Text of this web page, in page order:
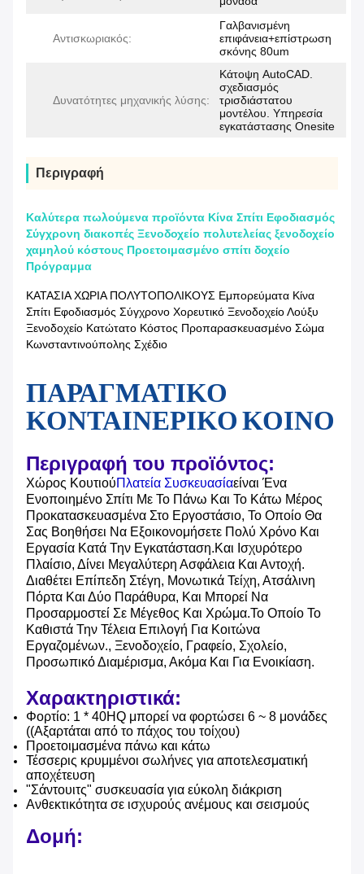
Αντισκωριακός:
Γαλβανισμένη
επιφάνεια+επίστρωση
σκόνης 80um
Δυνατότητες μηχανικής λύσης:
Κάτοψη AutoCAD.
σχεδιασμός
τρισδιάστατου
μοντέλου. Υπηρεσία
εγκατάστασης Onesite
Περιγραφή
Καλύτερα πωλούμενα προϊόντα Κίνα Σπίτι Εφοδιασμός
Σύγχρονη διακοπές Ξενοδοχείο πολυτελείας ξενοδοχείο
χαμηλού κόστους Προετοιμασμένο σπίτι δοχείο
Πρόγραμμα
ΚΑΤΑΣΙΑ ΧΩΡΙΑ ΠΟΛΥΤΟΠΟΛΙΚΟΥΣ Εμπορεύματα Κίνα
Σπίτι Εφοδιασμός Σύγχρονο Χορευτικό Ξενοδοχείο Λούξυ
Ξενοδοχείο Κατώτατο Κόστος Προπαρασκευασμένο Σώμα
Κωνσταντινούπολης Σχέδιο
ΠΑΡΑΓΜΑΤΙΚΟ
ΚΟΝΤΑΙΝΕΡΙΚΟ ΚΟΙΝΟ
Περιγραφή του προϊόντος:
Χώρος Κουτιού Πλατεία ΣυσκευασίαΕίναι Ένα
Ενοποιημένο Σπίτι Με Το Πάνω Και Το Κάτω Μέρος
Προκατασκευασμένα Στο Εργοστάσιο, Το Οποίο Θα
Σας Βοηθήσει Να Εξοικονομήσετε Πολύ Χρόνο Και
Εργασία Κατά Την Εγκατάσταση.και Ισχυρότερο
Πλαίσιο, Δίνει Μεγαλύτερη Ασφάλεια Και Αντοχή.
Διαθέτει Επίπεδη Στέγη, Μονωτικά Τείχη, Ατσάλινη
Πόρτα Και Δύο Παράθυρα, Και Μπορεί Να
Προσαρμοστεί Σε Μέγεθος Και Χρώμα.Το Οποίο Το
Καθιστά Την Τέλεια Επιλογή Για Κοιτώνα
Εργαζομένων., Ξενοδοχείο, Γραφείο, Σχολείο,
Προσωπικό Διαμέρισμα, Ακόμα Και Για Ενοικίαση.
Χαρακτηριστικά:
Φορτίο: 1 * 40HQ μπορεί να φορτώσει 6 ~ 8 μονάδες
((Αξαρτάται από το πάχος του τοίχου)
Προετοιμασμένα πάνω και κάτω
Τέσσερις κρυμμένοι σωλήνες για αποτελεσματική
αποχέτευση
"Σάντουιτς" συσκευασία για εύκολη διάκριση
Ανθεκτικότητα σε ισχυρούς ανέμους και σεισμούς
Δομή: